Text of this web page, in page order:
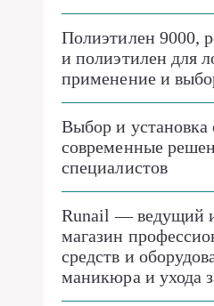
Полиэтилен 9000,
и полиэтилен для
применение и
Выбор и установка
современные
специалистов
Runail — ведущий
магазин
средств и
маникюра и ухода